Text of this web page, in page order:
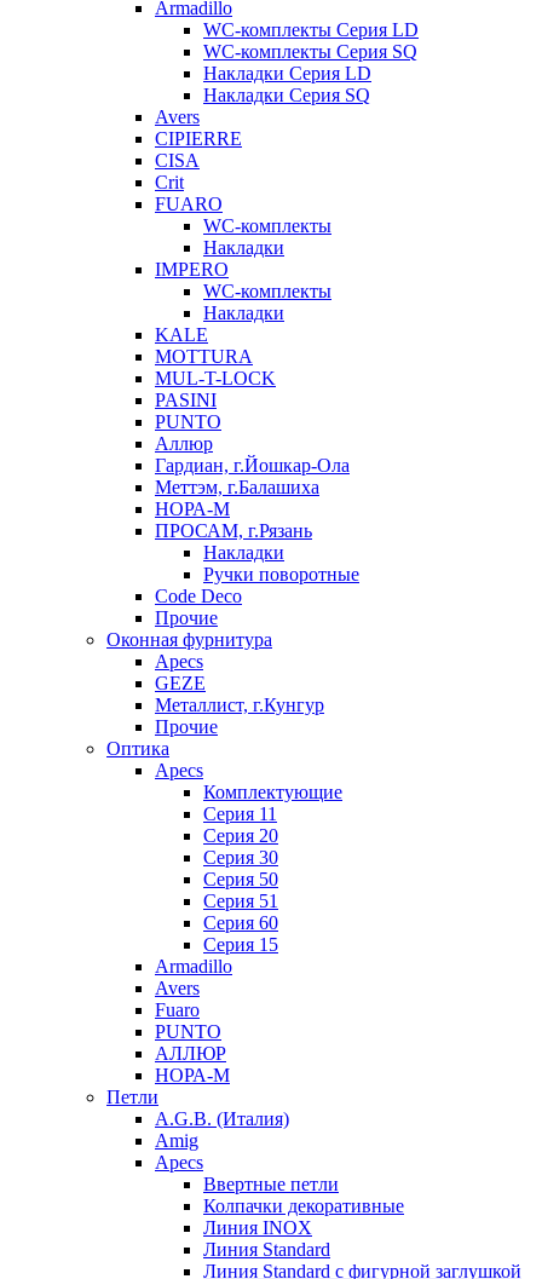
Armadillo
WC-комплекты Серия LD
WC-комплекты Серия SQ
Накладки Серия LD
Накладки Серия SQ
Avers
CIPIERRE
CISA
Crit
FUARO
WC-комплекты
Накладки
IMPERO
WC-комплекты
Накладки
KALE
MOTTURA
MUL-T-LOCK
PASINI
PUNTO
Аллюр
Гардиан, г.Йошкар-Ола
Меттэм, г.Балашиха
НОРА-М
ПРОСАМ, г.Рязань
Накладки
Ручки поворотные
Code Deco
Прочие
Оконная фурнитура
Apecs
GEZE
Металлист, г.Кунгур
Прочие
Оптика
Apecs
Комплектующие
Серия 11
Серия 20
Серия 30
Серия 50
Серия 51
Серия 60
Серия 15
Armadillo
Avers
Fuaro
PUNTO
АЛЛЮР
НОРА-М
Петли
A.G.B. (Италия)
Amig
Apecs
Ввертные петли
Колпачки декоративные
Линия INOX
Линия Standard
Линия Standard с фигурной заглушкой